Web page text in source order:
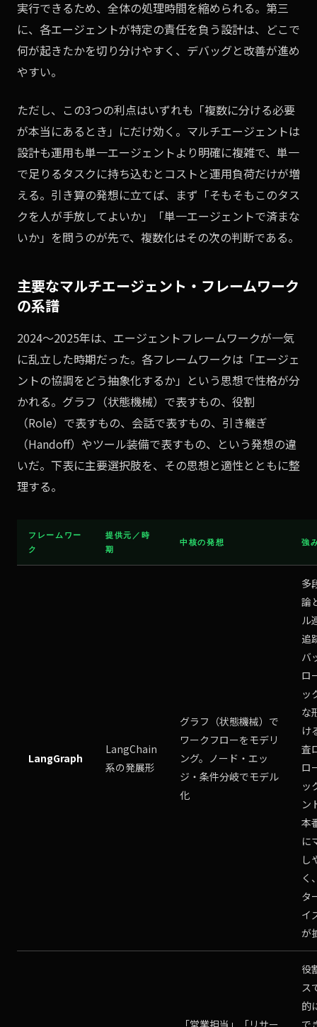
実行できるため、全体の処理時間を縮められる。第三
に、各エージェントが特定の責任を負う設計は、どこで
何が起きたかを切り分けやすく、デバッグと改善が進め
やすい。
ただし、この3つの利点はいずれも「複数に分ける必要
が本当にあるとき」にだけ効く。マルチエージェントは
設計も運用も単一エージェントより明確に複雑で、単一
で足りるタスクに持ち込むとコストと運用負荷だけが増
える。引き算の発想に立てば、まず「そもそもこのタス
クを人が手放してよいか」「単一エージェントで済まな
いか」を問うのが先で、複数化はその次の判断である。
主要なマルチエージェント・フレームワーク
の系譜
2024〜2025年は、エージェントフレームワークが一気
に乱立した時期だった。各フレームワークは「エージェ
ントの協調をどう抽象化するか」という思想で性格が分
かれる。グラフ（状態機械）で表すもの、役割
（Role）で表すもの、会話で表すもの、引き継ぎ
（Handoff）やツール装備で表すもの、という発想の違
いだ。下表に主要選択肢を、その思想と適性とともに整
理する。
フレームワー
ク
提供元／時
期
中核の発想 強
LangGraph
LangChain
系の発展形
グラフ（状態機械）で
ワークフローをモデリ
ング。ノード・エッ
ジ・条件分岐でモデル
化
多
論
ル
追
バ
ロ
ッ
な
け
査
ロ
ッ
ン
本
に
し
く
タ
イ
が
「営業担当」「リサー
役
ス
的
で